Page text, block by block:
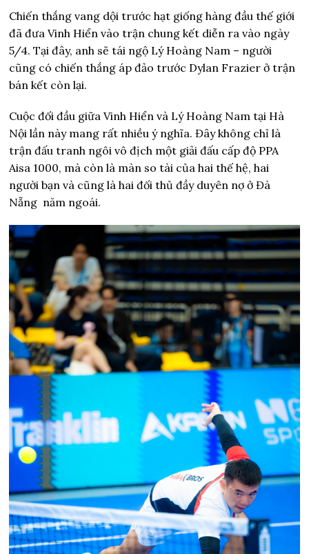
Chiến thắng vang dội trước hạt giống hàng đầu thế giới
đã đưa Vinh Hiển vào trận chung kết diễn ra vào ngày
5/4. Tại đây, anh sẽ tái ngộ Lý Hoàng Nam – người
cũng có chiến thắng áp đảo trước Dylan Frazier ở trận
bán kết còn lại.
Cuộc đối đầu giữa Vinh Hiển và Lý Hoàng Nam tại Hà
Nội lần này mang rất nhiều ý nghĩa. Đây không chỉ là
trận đấu tranh ngôi vô địch một giải đấu cấp độ PPA
Aisa 1000, mà còn là màn so tài của hai thế hệ, hai
người bạn và cũng là hai đối thủ đầy duyên nợ ở Đà
Nẵng năm ngoái.